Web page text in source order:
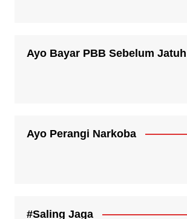
Ayo Bayar PBB Sebelum
Ayo Perangi Narkoba
#Saling Jaga